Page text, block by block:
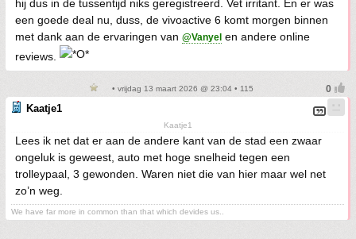
hij dus in de tussentijd niks geregistreerd. Vet irritant. En er was
een goede deal nu, duss, de vivoactive 6 komt morgen binnen
met dank aan de ervaringen van @Vanyel en andere online
reviews.
• vrijdag 13 maart 2026 @ 23:04 • 115
Kaatje1
Kaatje1
Lees ik net dat er aan de andere kant van de stad een zwaar
ongeluk is geweest, auto met hoge snelheid tegen een
trolleypaal, 3 gewonden. Waren niet die van hier maar wel net
zo’n weg.
We have far more in common than that which devides us..